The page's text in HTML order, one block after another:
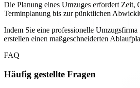
Die Planung eines Umzuges erfordert Zeit,
Terminplanung bis zur pünktlichen
Indem Sie eine professionelle
erstellen einen maßgeschneiderten
FAQ
Häufig gestellte Fragen